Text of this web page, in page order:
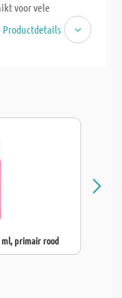
voor vele
en diverse
Productdetails
primair rood